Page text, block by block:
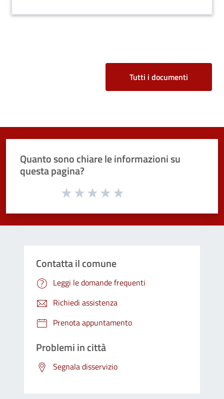
Tutti i documenti
Quanto sono chiare le informazioni su
questa pagina?
Valuta da 1 a 5 stelle la pagina
Contatta il comune
Leggi le domande frequenti
Richiedi assistenza
Prenota appuntamento
Problemi in città
Segnala disservizio